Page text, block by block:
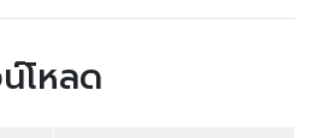
โหลด